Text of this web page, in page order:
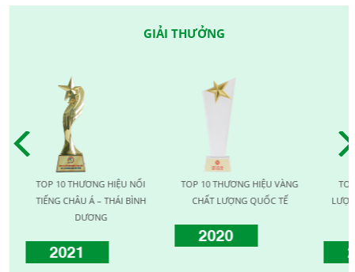
GIẢI THƯỞNG
TOP 10 THƯƠNG HIỆU NỔI
TIẾNG CHÂU Á – THÁI BÌNH
DƯƠNG
2021
TOP 10 THƯƠNG HIỆU VÀNG
CHẤT LƯỢNG QUỐC TẾ
2020
TOP